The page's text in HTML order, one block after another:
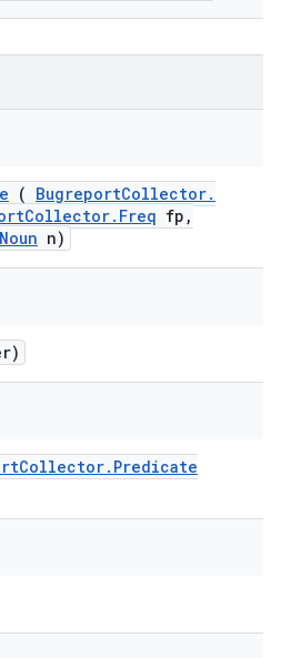
( BugreportCollector.
Collector. Freq fp ,
Noun n)
Collector. Predicate